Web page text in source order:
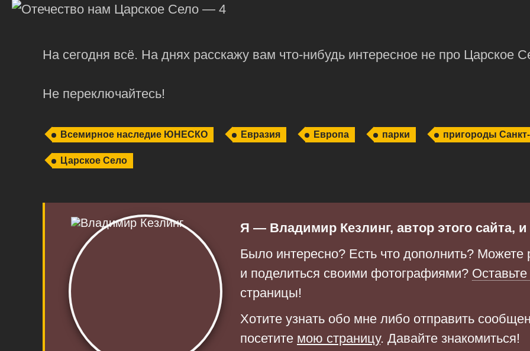
На сегодня всё. На днях расскажу вам что-нибудь интересное не про Царское
Не переключайтесь!
Всемирное наследие ЮНЕСКО Евразия Европа парки пригороды
Царское Село
Я — Владимир Кезлинг, автор этого сайта,
Было интересно? Есть что дополнить? Можете
и поделиться своими фотографиями?
страницы!
Хотите узнать обо мне либо отправить
посетите мою страницу. Давайте знакомиться!